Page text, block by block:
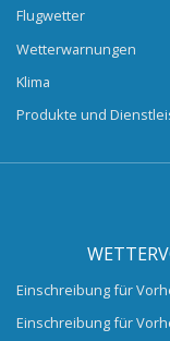
Flugwetter
Wetterwarnungen
Klima
Produkte und
Einschreibung für
Einschreibung für